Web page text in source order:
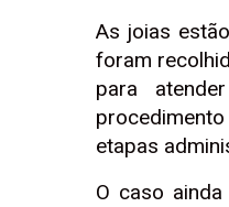
As joias
foram
para
etapas
O caso